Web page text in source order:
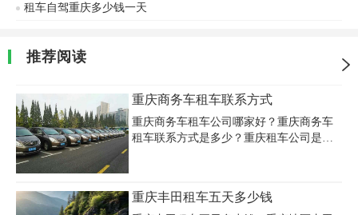
租车自驾重庆多少钱一天
推荐阅读
重庆商务车租车联系方式
重庆商务车租车公司哪家好？重庆商务车
租车联系方式是多少？重庆租车公司是企
庆别克GL8商务车7座，租赁价格400~600
重庆丰田租车五天多少钱